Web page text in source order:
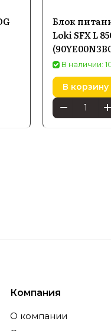
Блок
Loki SFX L
В наличии:
В корзину
Компания
О компании